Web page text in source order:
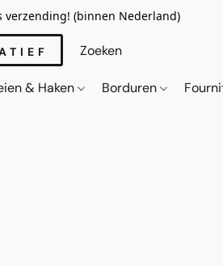
verzending! (binnen Nederland)
& Haken Borduren